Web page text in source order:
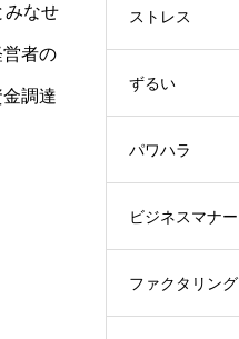
みなせ
者の
調達
ストレス
ずるい
パワハラ
ビジネスマナー
ファクタリング